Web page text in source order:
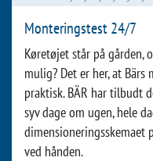
Monteringstest 24/7
Køretøjet står på gården,
mulig? Det er her, at
praktisk. BÄR har tilbudt
syv dage om ugen, hele
dimensioneringsskemaet
ved hånden.